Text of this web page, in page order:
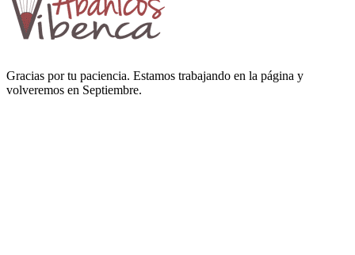
Gracias por tu paciencia. Estamos trabajando en la página y
volveremos en Septiembre.